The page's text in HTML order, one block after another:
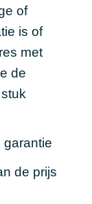
of
is of
met
de
garantie
de prijs